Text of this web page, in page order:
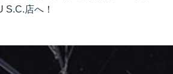
S.C.店へ！